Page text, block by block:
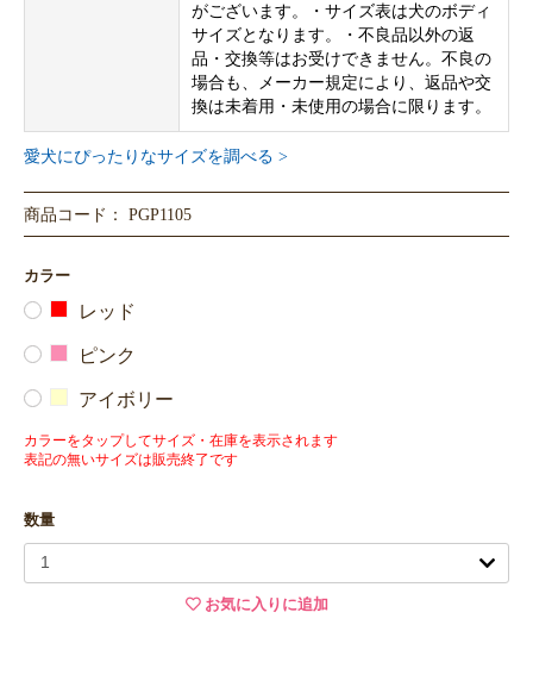
がございます。・サイズ表は犬のボディ
サイズとなります。・不良品以外の返
品・交換等はお受けできません。不良の
場合も、メーカー規定により、返品や交
換は未着用・未使用の場合に限ります。
愛犬にぴったりなサイズを調べる >
商品コード： PGP1105
カラー
レッド
ピンク
アイボリー
カラーをタップしてサイズ・在庫を表示されます
表記の無いサイズは販売終了です
数量
お気に入りに追加